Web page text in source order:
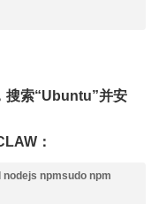
搜索“Ubuntu”并安
：
npmsudo npm